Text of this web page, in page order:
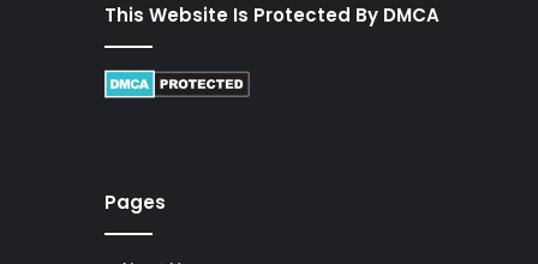
This Website Is Protected By DMCA
Pages